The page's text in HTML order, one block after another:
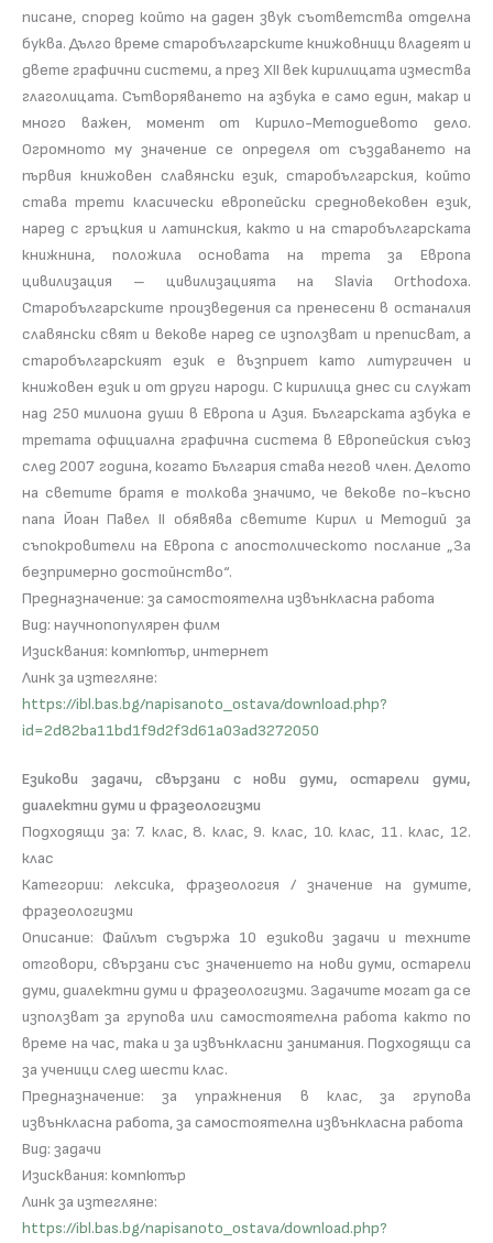
писане, според който на даден звук съответства отделна
буква. Дълго време старобългарските книжовници владеят и
двете графични системи, а през XII век кирилицата измества
глаголицата. Сътворяването на азбука е само един, макар и
много важен, момент от Кирило-Методиевото дело.
Огромното му значение се определя от създаването на
първия книжовен славянски език, старобългарския, който
става трети класически европейски средновековен език,
наред с гръцкия и латинския, както и на старобългарската
книжнина, положила основата на трета за Европа
цивилизация – цивилизацията на Slavia Orthodoxa.
Старобългарските произведения са пренесени в останалия
славянски свят и векове наред се използват и преписват, а
старобългарският език е възприет като литургичен и
книжовен език и от други народи. С кирилица днес си служат
над 250 милиона души в Европа и Азия. Българската азбука е
третата официална графична система в Европейския съюз
след 2007 година, когато България става негов член. Делото
на светите братя е толкова значимо, че векове по-късно
папа Йоан Павел II обявява светите Кирил и Методий за
съпокровители на Европа с апостолическото послание „За
безпримерно достойнство“.
Предназначение: за самостоятелна извънкласна работа
Вид: научнопопулярен филм
Изисквания: компютър, интернет
Линк за изтегляне:
https://ibl.bas.bg/napisanoto_ostava/download.php?
id=2d82ba11bd1f9d2f3d61a03ad3272050
Езикови задачи, свързани с нови думи, остарели думи,
диалектни думи и фразеологизми
Подходящи за: 7. клас, 8. клас, 9. клас, 10. клас, 11. клас, 12.
клас
Категории: лексика, фразеология / значение на думите,
фразеологизми
Описание: Файлът съдържа 10 езикови задачи и техните
отговори, свързани със значението на нови думи, остарели
думи, диалектни думи и фразеологизми. Задачите могат да се
използват за групова или самостоятелна работа както по
време на час, така и за извънкласни занимания. Подходящи са
за ученици след шести клас.
Предназначение: за упражнения в клас, за групова
извънкласна работа, за самостоятелна извънкласна работа
Вид: задачи
Изисквания: компютър
Линк за изтегляне:
https://ibl.bas.bg/napisanoto_ostava/download.php?